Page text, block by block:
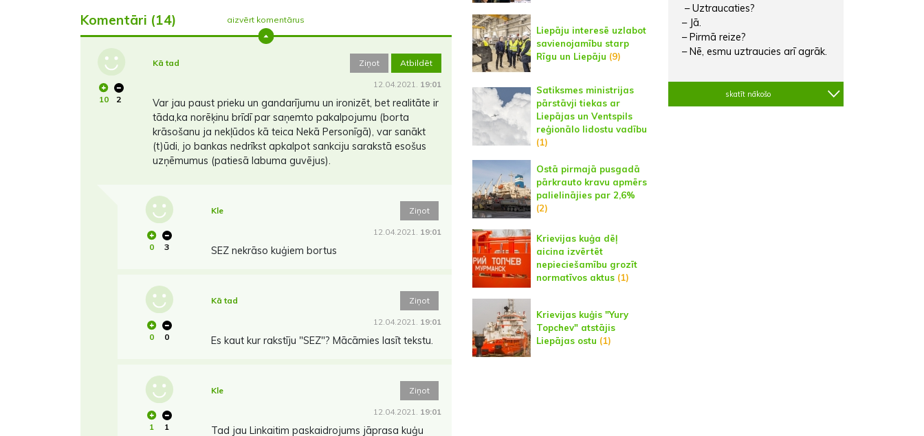
Komentāri (14) aizvērt komentārus
10 2
Kā tad Ziņot Atbildēt
12.04.2021. 19:01
Var jau paust prieku un gandarījumu un ironizēt, bet realitāte ir
tāda,ka norēķinu brīdī par saņemto pakalpojumu (borta
krāsošanu ja nekļūdos kā teica Nekā Personīgā), var sanākt
(t)ūdi, jo bankas nedrīkst apkalpot sankciju sarakstā esošus
uzņēmumus (patiesā labuma guvējus).
0 3
Kle Ziņot
12.04.2021. 19:01
SEZ nekrāso kuģiem bortus
0 0
Kā tad Ziņot
12.04.2021. 19:01
Es kaut kur rakstīju "SEZ"? Mācāmies lasīt tekstu.
1 1
Kle Ziņot
12.04.2021. 19:01
Tad jau Linkaitim paskaidrojums jāprasa kuģu
Liepāju interesē uzlabot
savienojamību starp
Rīgu un Liepāju (9)
Satiksmes ministrijas
pārstāvji tiekas ar
Liepājas un Ventspils
reģionālo lidostu vadību
(1)
Ostā pirmajā pusgadā
pārkrauto kravu apmērs
palielinājies par 2,6%
(2)
Krievijas kuģa dēļ
aicina izvērtēt
nepieciešamību grozīt
normatīvos aktus(1)
Krievijas kuģis "Yury
Topchev" atstājis
Liepājas ostu (1)
– Uztraucaties?
– Jā.
– Pirmā reize?
– Nē, esmu uztraucies arī agrāk.
skatīt nākošo